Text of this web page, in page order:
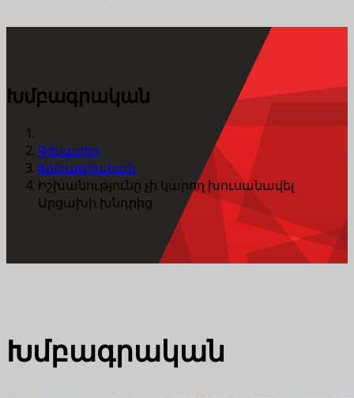
Խմբագրական
Գլխավոր
Խմբագրական
Իշխանությունը չի կարող խուսանավել
Արցախի խնդրից
Խմբագրական